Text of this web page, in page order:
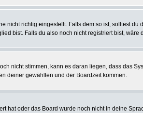
nicht richtig eingestellt. Falls dem so ist, solltest
bist. Falls du also noch nicht registriert bist, wäre
nicht stimmen, kann es daran liegen, dass das
deiner gewählten und der Boardzeit kommen.
hat oder das Board wurde noch nicht in deine